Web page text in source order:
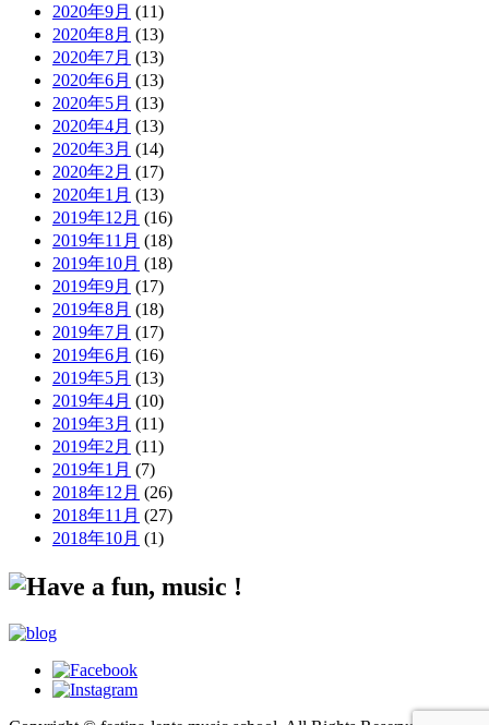
2020年9月 (11)
2020年8月 (13)
2020年7月 (13)
2020年6月 (13)
2020年5月 (13)
2020年4月 (13)
2020年3月 (14)
2020年2月 (17)
2020年1月 (13)
2019年12月 (16)
2019年11月 (18)
2019年10月 (18)
2019年9月 (17)
2019年8月 (18)
2019年7月 (17)
2019年6月 (16)
2019年5月 (13)
2019年4月 (10)
2019年3月 (11)
2019年2月 (11)
2019年1月 (7)
2018年12月 (26)
2018年11月 (27)
2018年10月 (1)